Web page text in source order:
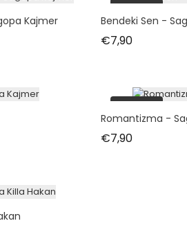
Kajmer
tükendi
Bendeki Sen -
€7,90Fiyat
tükendi
Romantizma -
€7,90Fiyat